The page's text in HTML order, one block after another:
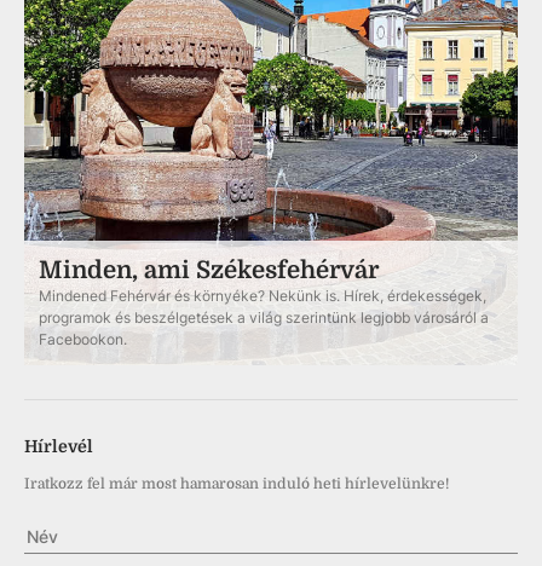
Minden, ami Székesfehérvár
Mindened Fehérvár és környéke? Nekünk is. Hírek, érdekességek,
programok és beszélgetések a világ szerintünk legjobb városáról a
Facebookon.
Hírlevél
Iratkozz fel már most hamarosan induló heti hírlevelünkre!